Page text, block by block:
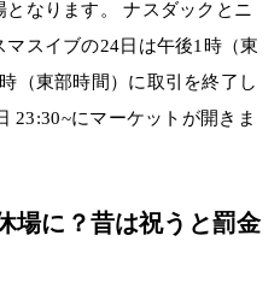
なります。 ナスダックとニ
スイブの24日は午後1時（東
（東部時間）に取引を終了し
23:30~にマーケットが開きま
場に？昔は祝うと罰金